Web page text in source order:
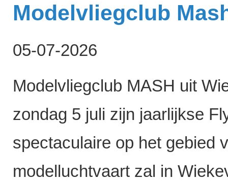
Modelvliegclub
05-07-2026
Modelvliegclub MASH uit
zondag 5 juli zijn jaarlijkse
spectaculaire op het gebied
modelluchtvaart zal in